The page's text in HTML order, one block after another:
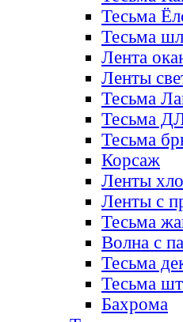
Тесьма
Тесьма
Лента
Ленты
Тесьма
Тесьма
Тесьма
Корсаж
Ленты
Ленты с
Тесьма
Волна с
Тесьма
Тесьма
Бахрома